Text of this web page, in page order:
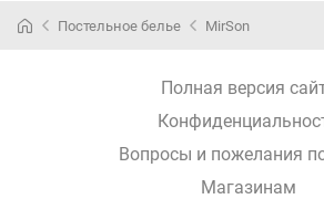
Постельное белье MirSon
Полная версия
Вопросы и пожелания
Магазинам